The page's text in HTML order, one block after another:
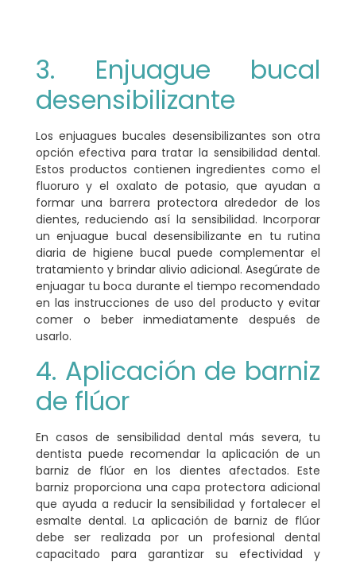
3. Enjuague bucal
desensibilizante
Los enjuagues bucales desensibilizantes son otra
opción efectiva para tratar la sensibilidad dental.
Estos productos contienen ingredientes como el
fluoruro y el oxalato de potasio, que ayudan a
formar una barrera protectora alrededor de los
dientes, reduciendo así la sensibilidad. Incorporar
un enjuague bucal desensibilizante en tu rutina
diaria de higiene bucal puede complementar el
tratamiento y brindar alivio adicional. Asegúrate de
enjuagar tu boca durante el tiempo recomendado
en las instrucciones de uso del producto y evitar
comer o beber inmediatamente después de
usarlo.
4. Aplicación de barniz
de flúor
En casos de sensibilidad dental más severa, tu
dentista puede recomendar la aplicación de un
barniz de flúor en los dientes afectados. Este
barniz proporciona unacapa protectora adicional
que ayuda a reducir la sensibilidad y fortalecer el
esmalte dental. La aplicación de barniz de flúor
debe ser realizada por un profesional dental
capacitado para garantizar su efectividad y